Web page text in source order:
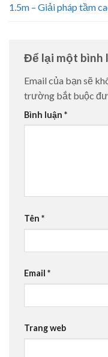
1.5m – Giải pháp tầm
Để lại một bình
Email của bạn sẽ
trường bắt buộc
Bình luận *
Tên *
Email *
Trang web